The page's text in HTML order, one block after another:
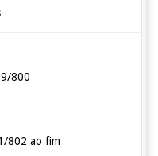
800
802 ao fim